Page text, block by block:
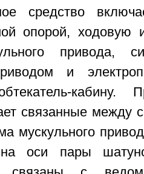
средство
опорой,
привода,
и
связанные между
мускульного
оси пары